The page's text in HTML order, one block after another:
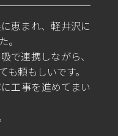
恵まれ、軽井沢に
。
で連携しながら、
頼もしいです。
工事を進めてまい